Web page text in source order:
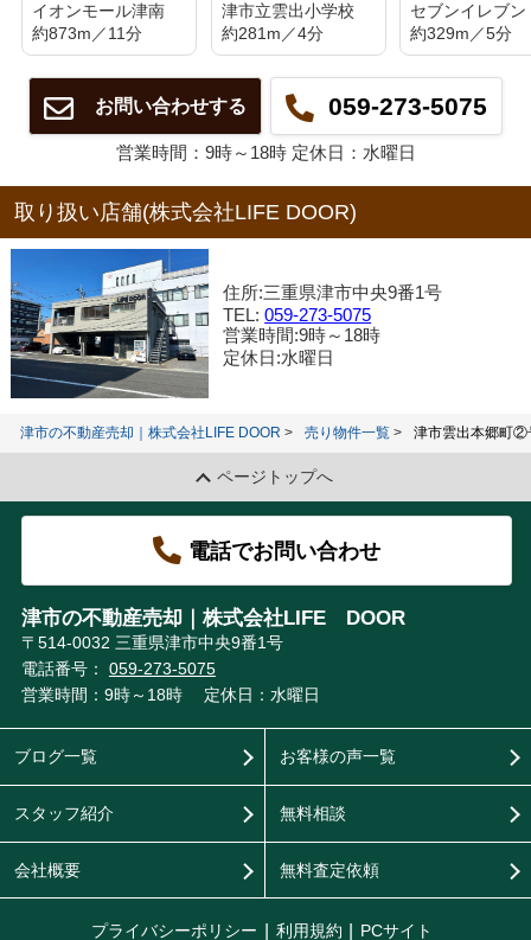
イオンモール津南
約873m／11分
津市立雲出小学校
約281m／4分
約329m／5分
お問い合わせする 059-273-5075
営業時間：9時～18時 定休日：水曜日
取り扱い店舗(株式会社LIFE DOOR)
住所:三重県津市中央9番1号
TEL:059-273-5075
営業時間:9時～18時
定休日:水曜日
津市の不動産売却｜株式会社LIFE DOOR 売り物件一覧 津市雲出本郷町②
ページトップへ
電話でお問い合わせ
津市の不動産売却｜株式会社LIFE DOOR
〒514-0032 三重県津市中央9番1号
電話番号： 059-273-5075
営業時間：9時～18時
定休日：水曜日
ブログ一覧
スタッフ紹介
会社概要
お客様の声一覧
無料相談
無料査定依頼
プライバシーポリシー 利用規約 PCサイト